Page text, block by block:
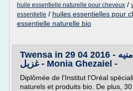
huile essentielle naturelle pour cheveux /
essentielle / huiles essentielles pour
essentielle naturelle bio
Twensa in 29 04 2016 - بمشاركة السيده منيه
غزيل - Monia Ghezaiel -
Diplômée de l'Institut l'Oréal
naturels et produits bio. De plus,